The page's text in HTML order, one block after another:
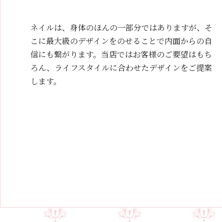
ネイルは、身体のほんの一部分ではありますが、そ
こに最大級のデザインをのせることで内面からの自
信にも繋がります。当店ではお客様のご要望はもち
ろん、ライフスタイルに合わせたデザインをご提案
します。